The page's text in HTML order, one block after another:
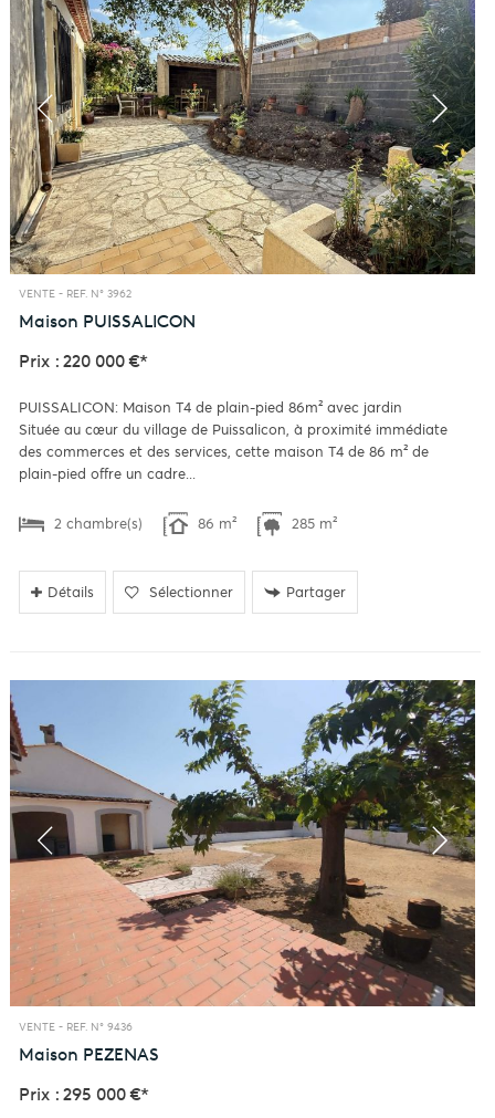
VENTE - REF. N° 3962
Maison PUISSALICON
Prix : 220 000 €*
PUISSALICON: Maison T4 de plain-pied 86m² avec jardin
Située au cœur du village de Puissalicon, à proximité immédiate
des commerces et des services, cette maison T4 de 86 m² de
plain-pied offre un cadre...
2 chambre(s) 86 m² 285 m²
Détails Sélectionner Partager
VENTE - REF. N° 9436
Maison PEZENAS
Prix : 295 000 €*